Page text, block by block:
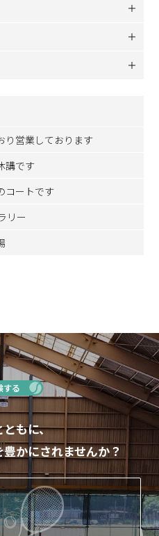
り営業しております
講です
コートです
リー
する
もに、
かにされませんか？